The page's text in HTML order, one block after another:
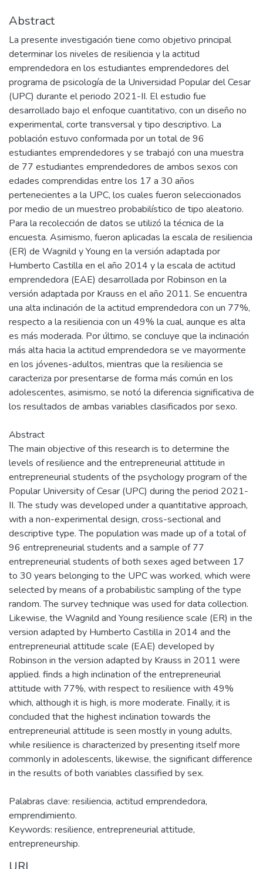
Abstract
La presente investigación tiene como objetivo principal
determinar los niveles de resiliencia y la actitud
emprendedora en los estudiantes emprendedores del
programa de psicología de la Universidad Popular del Cesar
(UPC) durante el periodo 2021-II. El estudio fue
desarrollado bajo el enfoque cuantitativo, con un diseño no
experimental, corte transversal y tipo descriptivo. La
población estuvo conformada por un total de 96
estudiantes emprendedores y se trabajó con una muestra
de 77 estudiantes emprendedores de ambos sexos con
edades comprendidas entre los 17 a 30 años
pertenecientes a la UPC, los cuales fueron seleccionados
por medio de un muestreo probabilístico de tipo aleatorio.
Para la recolección de datos se utilizó la técnica de la
encuesta. Asimismo, fueron aplicadas la escala de resiliencia
(ER) de Wagnild y Young en la versión adaptada por
Humberto Castilla en el año 2014 y la escala de actitud
emprendedora (EAE) desarrollada por Robinson en la
versión adaptada por Krauss en el año 2011. Se encuentra
una alta inclinación de la actitud emprendedora con un 77%,
respecto a la resiliencia con un 49% la cual, aunque es alta
es más moderada. Por último, se concluye que la inclinación
más alta hacia la actitud emprendedora se ve mayormente
en los jóvenes-adultos, mientras que la resiliencia se
caracteriza por presentarse de forma más común en los
adolescentes, asimismo, se notó la diferencia significativa de
los resultados de ambas variables clasificados por sexo.
Abstract
The main objective of this research is to determine the
levels of resilience and the entrepreneurial attitude in
entrepreneurial students of the psychology program of the
Popular University of Cesar (UPC) during the period 2021-
II. The study was developed under a quantitative approach,
with a non-experimental design, cross-sectional and
descriptive type. The population was made up of a total of
96 entrepreneurial students and a sample of 77
entrepreneurial students of both sexes aged between 17
to 30 years belonging to the UPC was worked, which were
selected by means of a probabilistic sampling of the type
random. The survey technique was used for data collection.
Likewise, the Wagnild and Young resilience scale (ER) in the
version adapted by Humberto Castilla in 2014 and the
entrepreneurial attitude scale (EAE) developed by
Robinson in the version adapted by Krauss in 2011 were
applied. finds a high inclination of the entrepreneurial
attitude with 77%, with respect to resilience with 49%
which, although it is high, is more moderate. Finally, it is
concluded that the highest inclination towards the
entrepreneurial attitude is seen mostly in young adults,
while resilience is characterized by presenting itself more
commonly in adolescents, likewise, the significant difference
in the results of both variables classified by sex.
Palabras clave: resiliencia, actitud emprendedora,
emprendimiento.
Keywords: resilience, entrepreneurial attitude,
entrepreneurship.